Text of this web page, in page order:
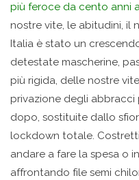
più feroce da cento anni
nostre vite, le abitudini, il
Italia è stato un
detestate mascherine,
più rigida, delle nostre
privazione degli abbracci
dopo, sostituite dallo
lockdown totale.
andare a fare la spesa o
affrontando file semi